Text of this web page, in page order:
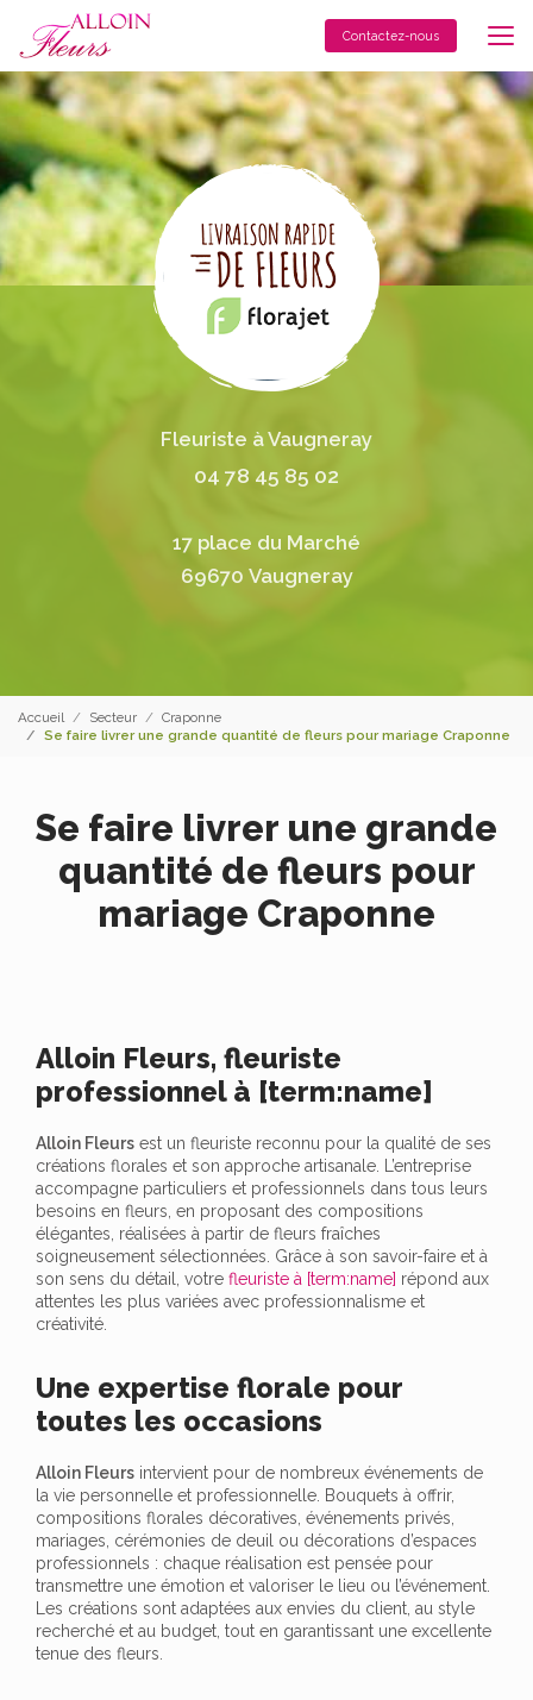
contenu
principal
Contactez-nous
Fleuriste à Vaugneray
04 78 45 85 02
17 place du Marché
69670 Vaugneray
Accueil Secteur
Craponne
Se faire livrer une grande quantité de fleurs pour mariage Craponne
Se faire livrer une grande
quantité de fleurs pour
mariage Craponne
Alloin Fleurs, fleuriste
professionnel à [term:name]
Alloin Fleurs est un fleuriste reconnu pour la qualité de ses
créations florales et son approche artisanale. L’entreprise
accompagne particuliers et professionnels dans tous leurs
besoins en fleurs, en proposant des compositions
élégantes, réalisées à partir de fleurs fraîches
soigneusement sélectionnées. Grâce à son savoir-faire et à
son sens du détail, votre fleuriste à [term:name] répond aux
attentes les plus variées avec professionnalisme et
créativité.
Une expertise florale pour
toutes les occasions
Alloin Fleurs intervient pour de nombreux événements de
la vie personnelle et professionnelle. Bouquets à offrir,
compositions florales décoratives, événements privés,
mariages, cérémonies de deuil ou décorations d’espaces
professionnels : chaque réalisation est pensée pour
transmettre une émotion et valoriser le lieu ou l’événement.
Les créations sont adaptées aux envies du client, au style
recherché et au budget, tout en garantissant une excellente
tenue des fleurs.